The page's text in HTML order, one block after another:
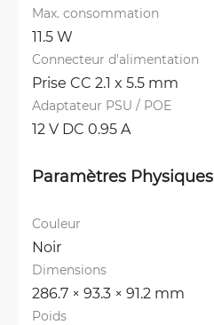
Max. consommation
11.5 W
Connecteur d'alimentation
Prise CC 2.1 x 5.5 mm
Adaptateur PSU / POE
12 V DC 0.95 A
Paramètres Physiques
Couleur
Noir
Dimensions
286.7 × 93.3 × 91.2 mm
Poids